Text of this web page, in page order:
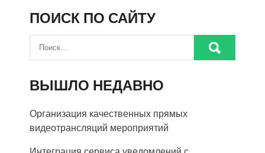
ПОИСК ПО САЙТУ
ВЫШЛО НЕДАВНО
Организация качественных прямых
видеотрансляций мероприятий